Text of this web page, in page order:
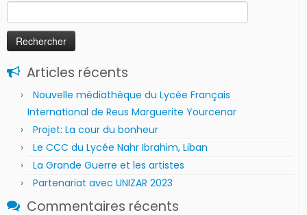
Rechercher :
Articles récents
Nouvelle médiathèque du Lycée Français
International de Reus Marguerite Yourcenar
Projet: La cour du bonheur
Le CCC du Lycée Nahr Ibrahim, Liban
La Grande Guerre et les artistes
Partenariat avec UNIZAR 2023
Commentaires récents